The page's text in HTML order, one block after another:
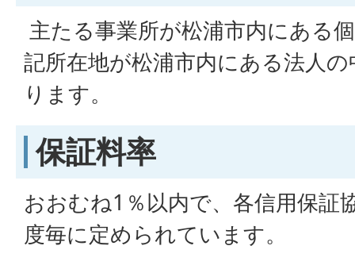
主たる事業所が松浦市内にある
記所在地が松浦市内にある法人
ります。
保証料率
おおむね1％以内で、各信用保証
度毎に定められています。